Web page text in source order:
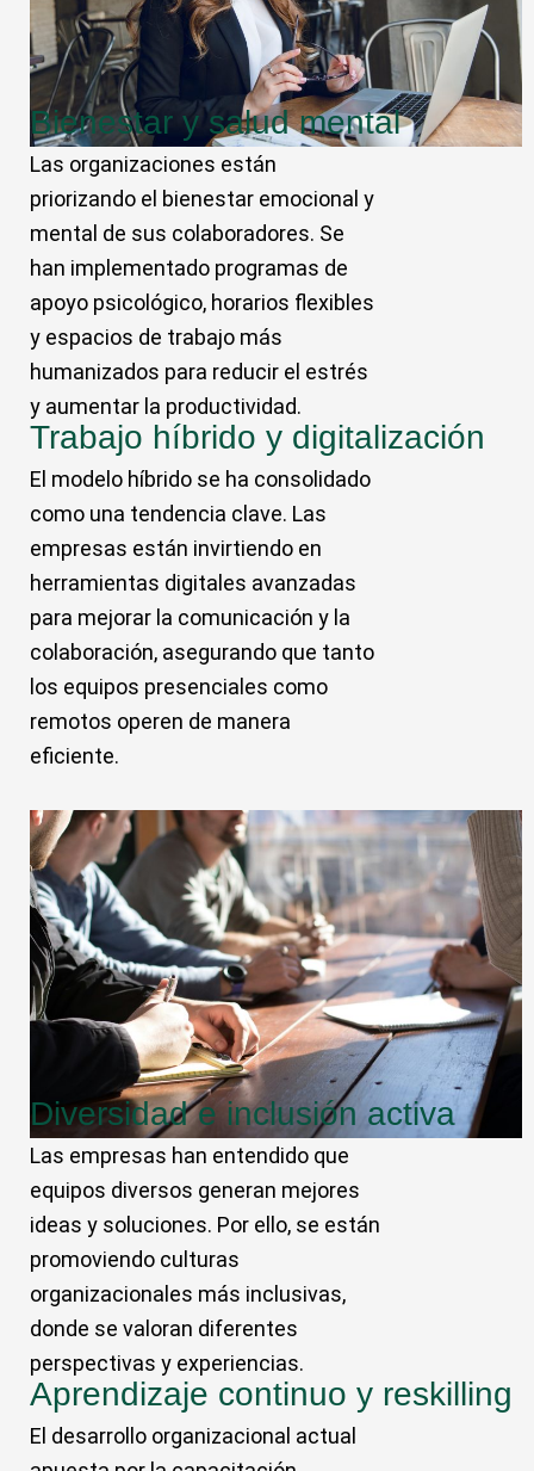
Bienestar y salud mental
Las organizaciones están
priorizando el bienestar emocional y
mental de sus colaboradores. Se
han implementado programas de
apoyo psicológico, horarios flexibles
y espacios de trabajo más
humanizados para reducir el estrés
y aumentar la productividad.
Trabajo híbrido y digitalización
El modelo híbrido se ha consolidado
como una tendencia clave. Las
empresas están invirtiendo en
herramientas digitales avanzadas
para mejorar la comunicación y la
colaboración, asegurando que tanto
los equipos presenciales como
remotos operen de manera
eficiente.
Diversidad e inclusión activa
Las empresas han entendido que
equipos diversos generan mejores
ideas y soluciones. Por ello, se están
promoviendo culturas
organizacionales más inclusivas,
donde se valoran diferentes
perspectivas y experiencias.
Aprendizaje continuo y reskilling
El desarrollo organizacional actual